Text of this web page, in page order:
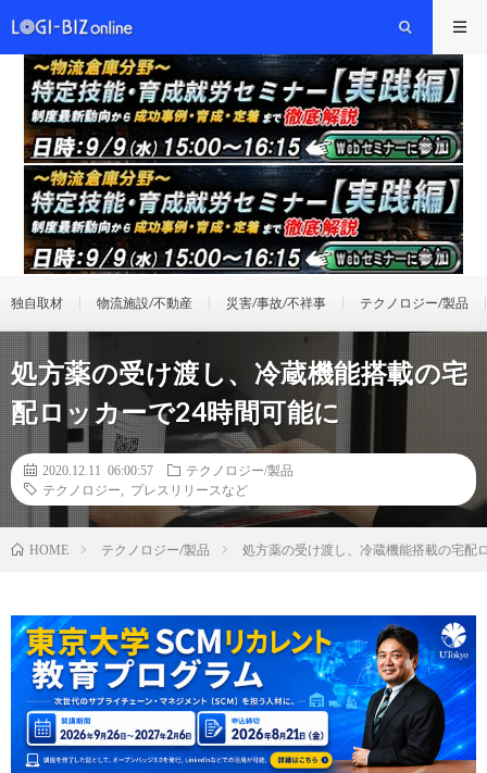
独自取材 物流施設/不動産 災害/事故/不祥事 テクノロジー/製品
処方薬の受け渡し、冷蔵機能搭載の宅
配ロッカーで24時間可能に
2020.12.11 06:00:57
テクノロジー/製品
テクノロジー
プレスリリースなど
HOME テクノロジー/製品 処方薬の受け渡し、冷蔵機能搭載の宅配